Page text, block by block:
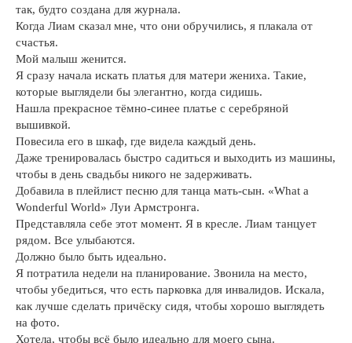
так, будто создана для журнала.
Когда Лиам сказал мне, что они обручились, я плакала от
счастья.
Мой малыш женится.
Я сразу начала искать платья для матери жениха. Такие,
которые выглядели бы элегантно, когда сидишь.
Нашла прекрасное тёмно-синее платье с серебряной
вышивкой.
Повесила его в шкаф, где видела каждый день.
Даже тренировалась быстро садиться и выходить из машины,
чтобы в день свадьбы никого не задерживать.
Добавила в плейлист песню для танца мать-сын. «What a
Wonderful World» Луи Армстронга.
Представляла себе этот момент. Я в кресле. Лиам танцует
рядом. Все улыбаются.
Должно было быть идеально.
Я потратила недели на планирование. Звонила на место,
чтобы убедиться, что есть парковка для инвалидов. Искала,
как лучше сделать причёску сидя, чтобы хорошо выглядеть
на фото.
Хотела, чтобы всё было идеально для моего сына.